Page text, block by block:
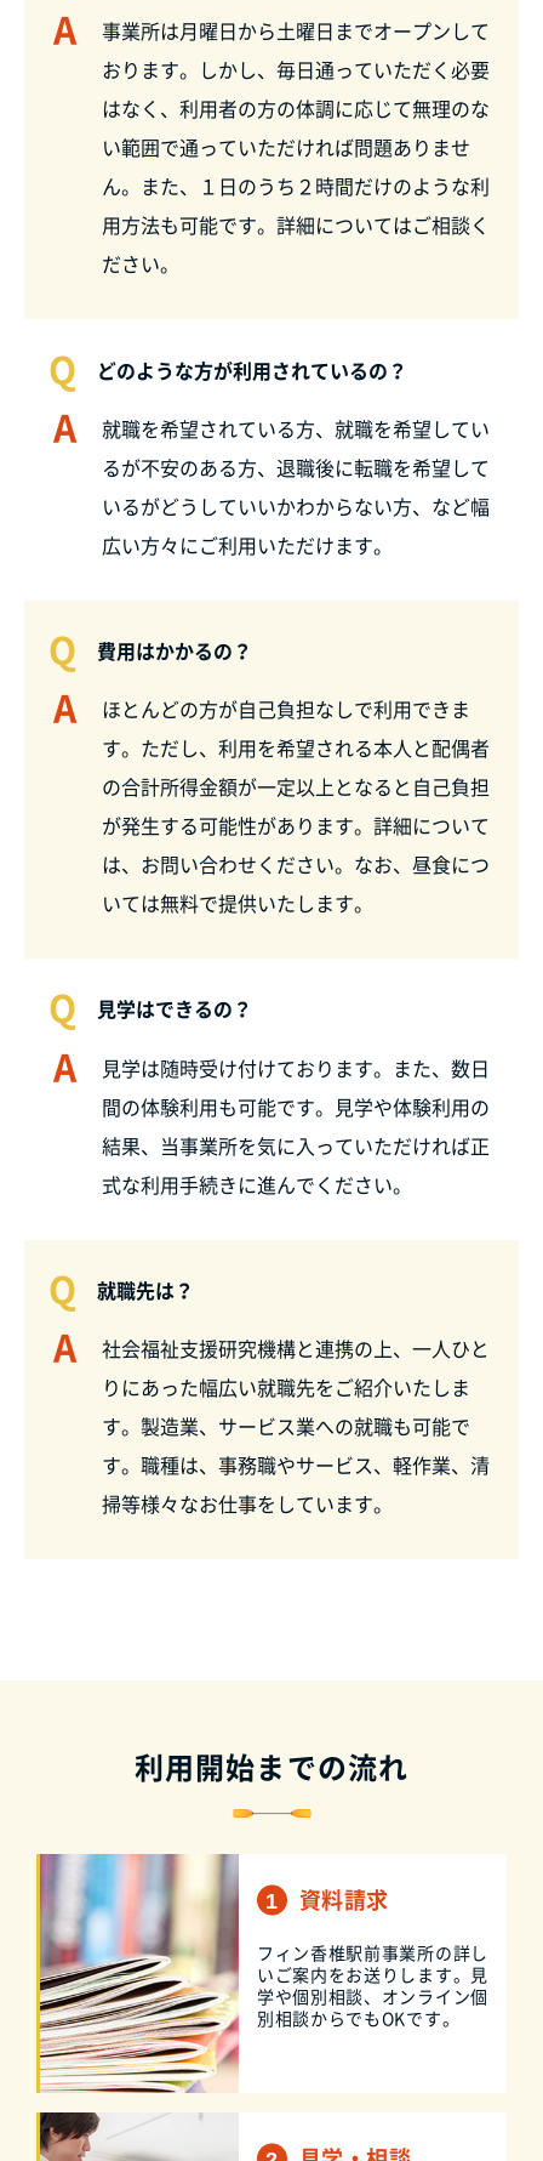
A
事業所は月曜日から土曜日までオープンして
おります。しかし、毎日通っていただく必要
はなく、利用者の方の体調に応じて無理のな
い範囲で通っていただければ問題ありませ
ん。また、１日のうち２時間だけのような利
用方法も可能です。詳細についてはご相談く
ださい。
Q どのような方が利用されているの？
A
就職を希望されている方、就職を希望してい
るが不安のある方、退職後に転職を希望して
いるがどうしていいかわからない方、など幅
広い方々にご利用いただけます。
Q 費用はかかるの？
A
ほとんどの方が自己負担なしで利用できま
す。ただし、利用を希望される本人と配偶者
の合計所得金額が一定以上となると自己負担
が発生する可能性があります。詳細について
は、お問い合わせください。なお、昼食につ
いては無料で提供いたします。
Q 見学はできるの？
A
見学は随時受け付けております。また、数日
間の体験利用も可能です。見学や体験利用の
結果、当事業所を気に入っていただければ正
式な利用手続きに進んでください。
Q 就職先は？
A
社会福祉支援研究機構と連携の上、一人ひと
りにあった幅広い就職先をご紹介いたしま
す。製造業、サービス業への就職も可能で
す。職種は、事務職やサービス、軽作業、清
掃等様々なお仕事をしています。
利用開始までの流れ
資料請求
フィン香椎駅前事業所の詳し
いご案内をお送りします。見
学や個別相談、オンライン個
別相談からでもOKです。